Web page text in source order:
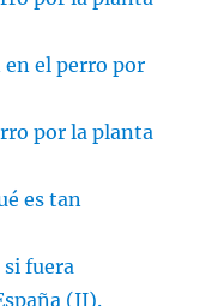
el perro por
por la planta
es tan
si fuera
(II).